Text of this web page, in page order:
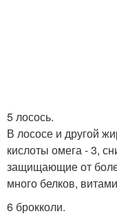
5 лосось.
В лососе и другой
кислоты омега - 3,
защищающие от
много белков,
6 брокколи.